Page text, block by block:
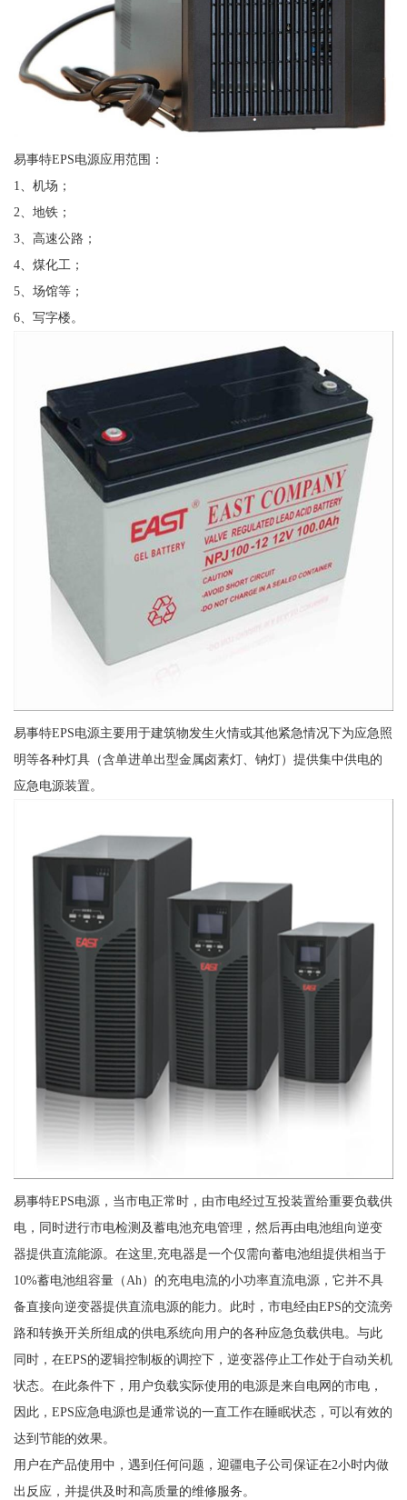
易事特EPS电源应用范围：
1、机场；
2、地铁；
3、高速公路；
4、煤化工；
5、场馆等；
6、写字楼。
易事特EPS电源主要用于建筑物发生火情或其他紧急情况下为应急照
明等各种灯具（含单进单出型金属卤素灯、钠灯）提供集中供电的
应急电源装置。
易事特EPS电源，当市电正常时，由市电经过互投装置给重要负载供
电，同时进行市电检测及蓄电池充电管理，然后再由电池组向逆变
器提供直流能源。在这里,充电器是一个仅需向蓄电池组提供相当于
10%蓄电池组容量（Ah）的充电电流的小功率直流电源，它并不具
备直接向逆变器提供直流电源的能力。此时，市电经由EPS的交流旁
路和转换开关所组成的供电系统向用户的各种应急负载供电。与此
同时，在EPS的逻辑控制板的调控下，逆变器停止工作处于自动关机
状态。在此条件下，用户负载实际使用的电源是来自电网的市电，
因此，EPS应急电源也是通常说的一直工作在睡眠状态，可以有效的
达到节能的效果。
用户在产品使用中，遇到任何问题，迎疆电子公司保证在2小时内做
出反应，并提供及时和高质量的维修服务。